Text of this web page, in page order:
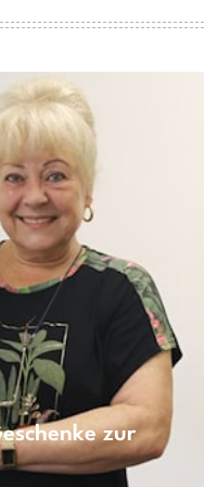
zur